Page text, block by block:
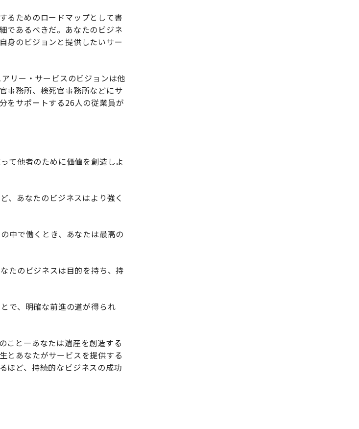
るためのロードマップとして書
であるべきだ。あなたのビジネ
身のビジョンと提供したいサー
リー・サービスのビジョンは他
事務所、検死官事務所などにサ
をサポートする26人の従業員が
て他者のために価値を創造しよ
、あなたのビジネスはより強く
中で働くとき、あなたは最高の
たのビジネスは目的を持ち、持
で、明確な前進の道が得られ
こと—あなたは遺産を創造する
とあなたがサービスを提供する
ほど、持続的なビジネスの成功